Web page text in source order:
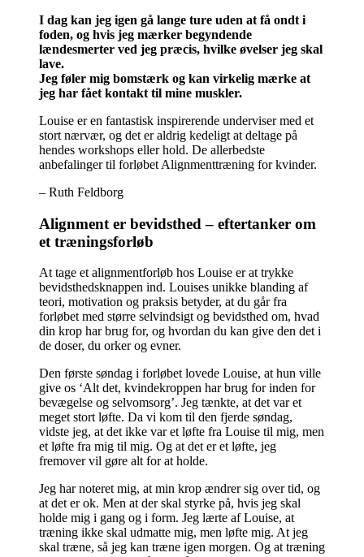
I dag kan jeg igen gå lange ture uden at få ondt i
foden, og hvis jeg mærker begyndende
lændesmerter ved jeg præcis, hvilke øvelser jeg skal
lave.
Jeg føler mig bomstærk og kan virkelig mærke at
jeg har fået kontakt til mine muskler.
Louise er en fantastisk inspirerende underviser med et
stort nærvær, og det er aldrig kedeligt at deltage på
hendes workshops eller hold. De allerbedste
anbefalinger til forløbet Alignmenttræning for kvinder.
– Ruth Feldborg
Alignment er bevidsthed – eftertanker om
et træningsforløb
At tage et alignmentforløb hos Louise er at trykke
bevidsthedsknappen ind. Louises unikke blanding af
teori, motivation og praksis betyder, at du går fra
forløbet med større selvindsigt og bevidsthed om, hvad
din krop har brug for, og hvordan du kan give den det i
de doser, du orker og evner.
Den første søndag i forløbet lovede Louise, at hun ville
give os ‘Alt det, kvindekroppen har brug for inden for
bevægelse og selvomsorg’. Jeg tænkte, at det var et
meget stort løfte. Da vi kom til den fjerde søndag,
vidste jeg, at det ikke var et løfte fra Louise til mig, men
et løfte fra mig til mig. Og at det er et løfte, jeg
fremover vil gøre alt for at holde.
Jeg har noteret mig, at min krop ændrer sig over tid, og
at det er ok. Men at der skal styrke på, hvis jeg skal
holde mig i gang og i form. Jeg lærte af Louise, at
træning ikke skal udmatte mig, men løfte mig. At jeg
skal træne, så jeg kan træne igen morgen. Og at træning